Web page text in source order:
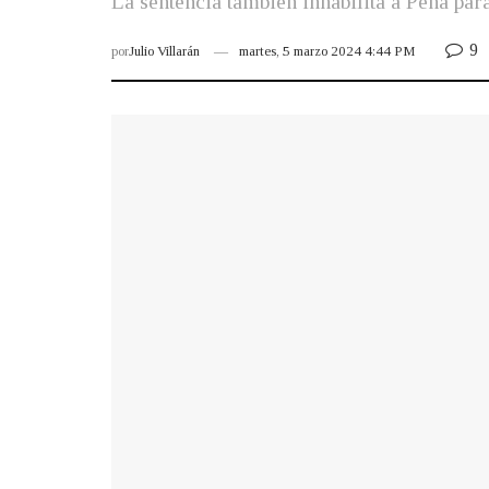
porJulio Villarán martes, 5 marzo 2024 4:44 PM 9